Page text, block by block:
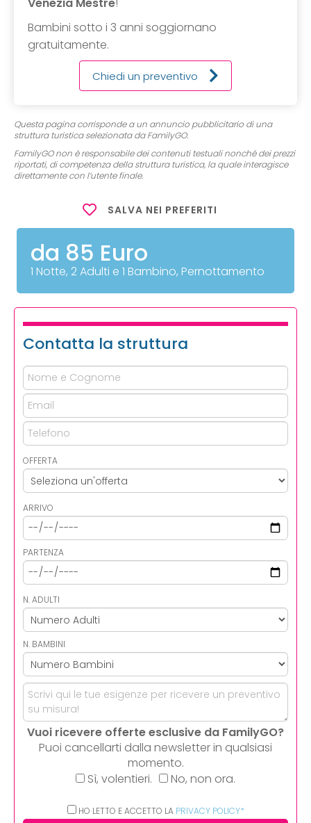
Venezia Mestre!
Bambini sotto i 3 anni soggiornano
gratuitamente.
Chiedi un preventivo
Questa pagina corrisponde a un annuncio pubblicitario di una
struttura turistica selezionata da FamilyGO.
FamilyGO non è responsabile dei contenuti testuali nonché dei prezzi
riportati, di competenza della struttura turistica, la quale interagisce
direttamente con l’utente finale.
SALVA NEI PREFERITI
da 85 Euro
1 Notte, 2 Adulti e 1 Bambino, Pernottamento
Contatta la struttura
OFFERTA
ARRIVO
PARTENZA
N. ADULTI
N. BAMBINI
Vuoi ricevere offerte esclusive da FamilyGO?
Puoi cancellarti dalla newsletter in qualsiasi
momento.
Sì, volentieri.
No, non ora.
HO LETTO E ACCETTO LA PRIVACY POLICY*